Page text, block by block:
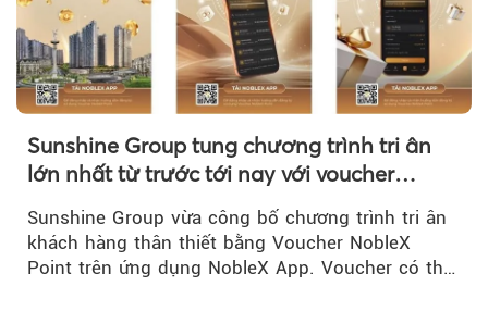
Sunshine Group tung chương trình tri ân
lớn nhất từ trước tới nay với voucher
NobleX Point cho khách hàng thân thiết
Sunshine Group vừa công bố chương trình tri ân
khách hàng thân thiết bằng Voucher NobleX
Point trên ứng dụng NobleX App. Voucher có thể